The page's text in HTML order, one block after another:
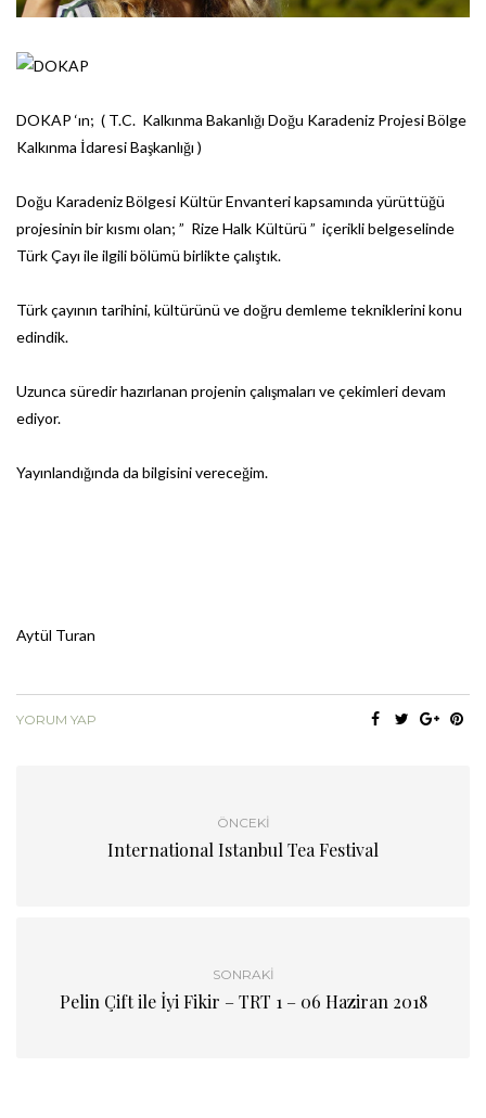
DOKAP ‘ın; ( T.C. Kalkınma Bakanlığı Doğu Karadeniz Projesi Bölge
Kalkınma İdaresi Başkanlığı )
Doğu Karadeniz Bölgesi Kültür Envanteri kapsamında yürüttüğü
projesinin bir kısmı olan; ” Rize Halk Kültürü ” içerikli belgeselinde
Türk Çayı ile ilgili bölümü birlikte çalıştık.
Türk çayının tarihini, kültürünü ve doğru demleme tekniklerini konu
edindik.
Uzunca süredir hazırlanan projenin çalışmaları ve çekimleri devam
ediyor.
Yayınlandığında da bilgisini vereceğim.
Aytül Turan
YORUM YAP
ÖNCEKI
International Istanbul Tea Festival
SONRAKI
Pelin Çift ile İyi Fikir – TRT 1 – 06 Haziran 2018